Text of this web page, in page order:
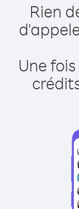
Rien
Une